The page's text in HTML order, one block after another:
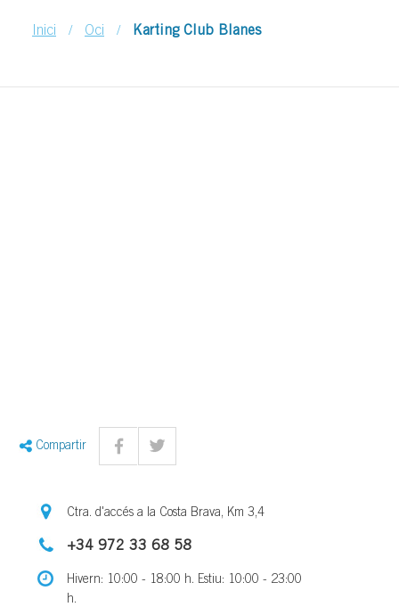
Inici / Oci / Karting Club Blanes
Compartir
Ctra. d'accés a la Costa Brava, Km 3,4
+34 972 33 68 58
Hivern: 10:00 - 18:00 h. Estiu: 10:00 - 23:00
h.